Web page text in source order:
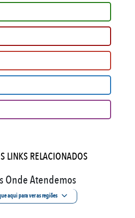
LINKS RELACIONADOS
Onde Atendemos
aqui para ver as regiões